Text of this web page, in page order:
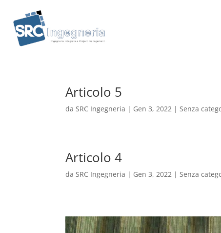
Articolo 5
daSRC Ingegneria | Gen 3, 2022 |Senza
Articolo 4
daSRC Ingegneria | Gen 3, 2022 |Senza